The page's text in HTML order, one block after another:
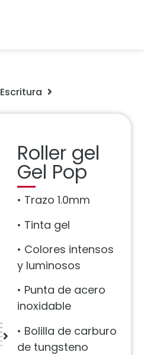
Escritura
Roller gel
Gel Pop
• Trazo 1.0mm
• Tinta gel
• Colores intensos
y luminosos
• Punta de acero
inoxidable
• Bolilla de carburo
de tungsteno